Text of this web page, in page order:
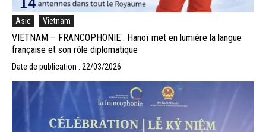
Asie Vietnam
VIETNAM – FRANCOPHONIE : Hanoï met en lumière la langue
française et son rôle diplomatique
Date de publication : 22/03/2026